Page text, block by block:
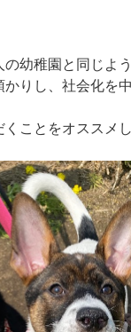
幼稚園と同じよう
りし、社会化を
ことをオススメし